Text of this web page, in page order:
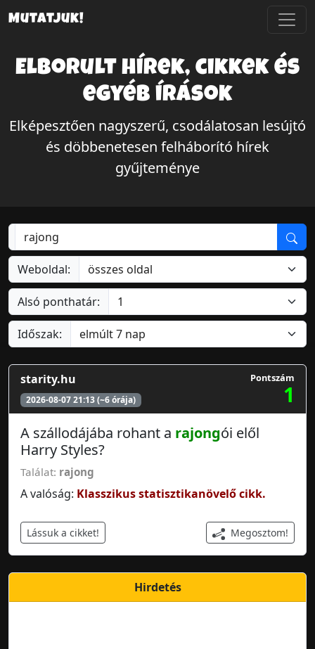
Mutatjuk!
Elborult hírek, cikkek és
egyéb írások
Elképesztően nagyszerű, csodálatosan lesújtó
és döbbenetesen felháborító hírek
gyűjteménye
Weboldal:
Alsó ponthatár:
Időszak:
starity.hu
2026-08-07 21:13 (~6 órája)
Pontszám
1
A szállodájába rohant a rajongói elől
Harry Styles?
Találat: rajong
A valóság: Klasszikus statisztikanövelő cikk.
Lássuk a cikket! Megosztom!
Hirdetés